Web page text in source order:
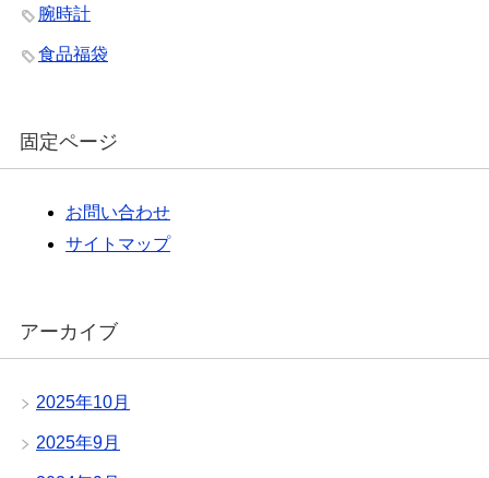
腕時計
食品福袋
固定ページ
お問い合わせ
サイトマップ
アーカイブ
2025年10月
2025年9月